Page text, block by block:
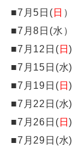
■7月5日( 日 ）
■7月8日(水）
■7月12日( 日)
■7月15日(水)
■7月19日( 日)
■7月22日(水)
■7月26日( 日)
■7月29日(水)